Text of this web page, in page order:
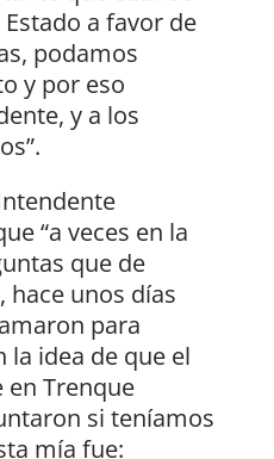
a favor de
podamos
y por eso
y a los
“a veces en la
que de
hace unos días
para
la idea de que el
en Trenque
si teníamos
mía fue: